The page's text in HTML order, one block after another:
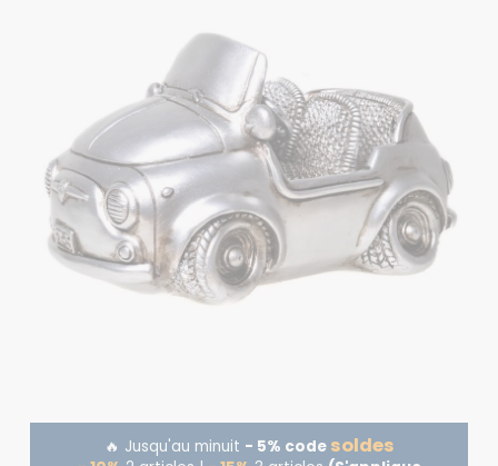
🔥 Jusqu'au minuit - 5% code soldes